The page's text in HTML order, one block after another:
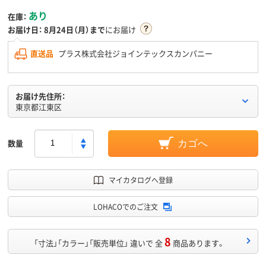
在庫： あり
お届け日： 8月24日（月）までにお届け
直送品 プラス株式会社ジョインテックスカンパニー
お届け先住所：
東京都江東区
数量 カゴへ
マイカタログへ登録
LOHACOでのご注文
「寸法」「カラー」「販売単位」 違いで 全8 商品あります。